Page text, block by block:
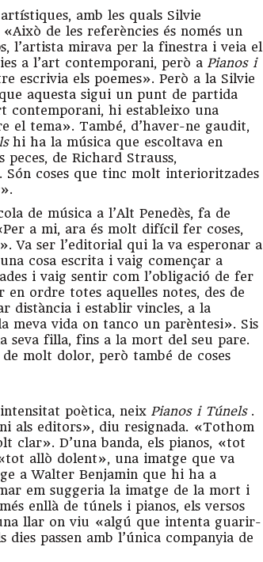
amb les quals Silvie
de les referències és només un
l’artista mirava per la finestra i veia el
a l’art contemporani, però a Pianos i
escrivia els poemes». Però a la Silvie
aquesta sigui un punt de partida
contemporani, hi estableixo una
el tema». També, d’haver-ne gaudit,
hi ha la música que escoltava en
de Richard Strauss,
coses que tinc molt interioritzades
de música a l’Alt Penedès, fa de
a mi, ara és molt difícil fer coses,
Va ser l’editorial qui la va esperonar a
cosa escrita i vaig començar a
i vaig sentir com l’obligació de fer
ordre totes aquelles notes, des de
distància i establir vincles, a la
meva vida on tanco un parèntesi». Sis
seva filla, fins a la mort del seu pare.
molt dolor, però també de coses
poètica, neix Pianos i Túnels.
als editors», diu resignada. «Tothom
clar». D’una banda, els pianos, «tot
allò dolent», una imatge que va
a Walter Benjamin que hi ha a
em suggeria la imatge de la mort i
enllà de túnels i pianos, els versos
llar on viu «algú que intenta guarir-
dies passen amb l’única companyia de